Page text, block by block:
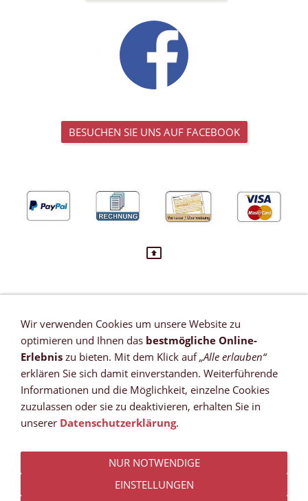
BESUCHEN SIE UNS AUF FACEBOOK
VERTRAG WIDERRUFEN
Newsletter
Impressum
Wir verwenden Cookies um unsere Website zu
optimieren und Ihnen das bestmögliche Online-
Erlebnis zu bieten. Mit dem Klick auf„Alle erlauben“
erklären Sie sich damit einverstanden. Weiterführende
Informationen und die Möglichkeit, einzelne Cookies
zuzulassen oder sie zu deaktivieren, erhalten Sie in
unserer Datenschutzerklärung.
NUR NOTWENDIGE
EINSTELLUNGEN